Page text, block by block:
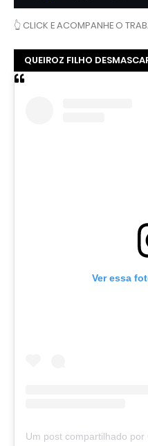
👆 CLICK E ACOMPANHE O
QUEIROZ FILHO
Ver essa
Um post compartilhado